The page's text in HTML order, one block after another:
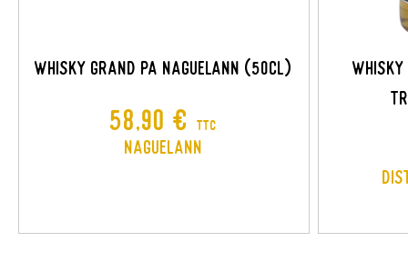
add_circle_outline
WHISKY GRAND PA NAGUELANN (50CL)
Prix
58,90 € TTC
Naguelann